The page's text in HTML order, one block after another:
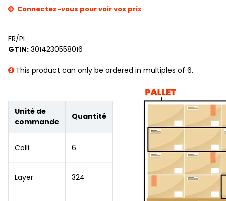
Connectez-vous pour voir vos prix
FR/PL
GTIN: 3014230558016
This product can only be ordered in multiples of 6.
Unité de
commande
Quantité
Colli 6
Layer 324